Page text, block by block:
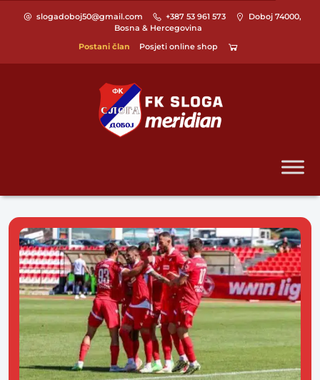
slogadoboj50@gmail.com +387 53 961 573
Doboj 74000,
Bosna & Hercegovina
Postani član
Posjeti online shop